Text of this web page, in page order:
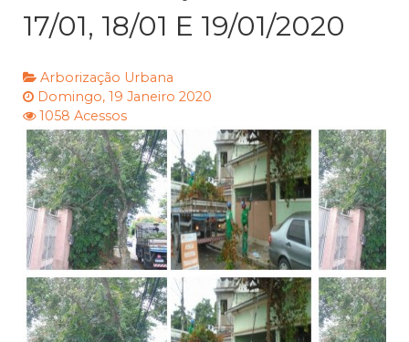
17/01, 18/01 E 19/01/2020
Arborização Urbana
Domingo, 19 Janeiro 2020
1058 Acessos